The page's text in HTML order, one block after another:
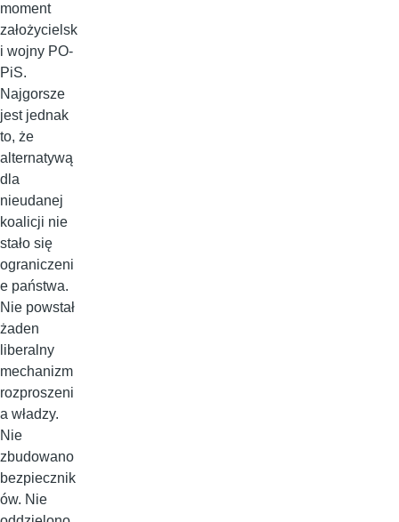
moment
założycielsk
i wojny PO-
PiS.
Najgorsze
jest jednak
to, że
alternatywą
dla
nieudanej
koalicji nie
stało się
ograniczeni
e państwa.
Nie powstał
żaden
liberalny
mechanizm
rozproszeni
a władzy.
Nie
zbudowano
bezpiecznik
ów. Nie